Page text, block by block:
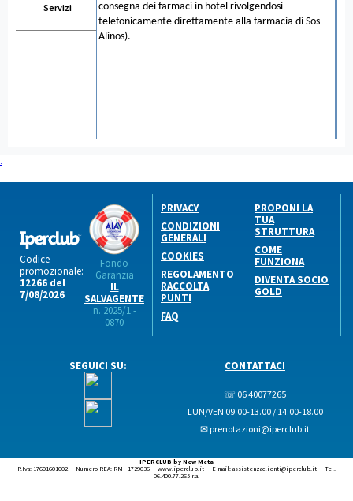
Servizi
consegna dei farmaci in hotel rivolgendosi
telefonicamente direttamente alla farmacia di Sos
Alinos).
.
Codice
promozionale:
12266 del
7/08/2026
Fondo
Garanzia
IL
SALVAGENTE
n. 2025/1 -
0870
PRIVACY
CONDIZIONI
GENERALI
COOKIES
REGOLAMENTO
RACCOLTA
PUNTI
FAQ
PROPONI LA
TUA
STRUTTURA
COME
FUNZIONA
DIVENTA SOCIO
GOLD
SEGUICI SU: CONTATTACI
☏ 06 40077265
LUN/VEN 09.00-13.00 / 14:00-18.00
✉ prenotazioni@iperclub.it
IPERCLUB by New Meta
P.Iva: 17601601002 — Numero REA: RM - 1729036 — www.iperclub.it — E-mail: assistenzaclienti@iperclub.it — Tel.
06.400.77.265 r.a.